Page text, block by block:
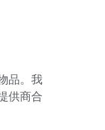
品。我
供商合